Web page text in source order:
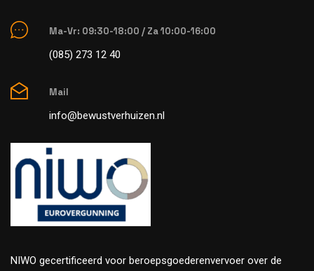
Ma-Vr: 09:30-18:00 / Za 10:00-16:00
(085) 273 12 40
Mail
info@bewustverhuizen.nl
NIWO gecertificeerd voor beroepsgoederenvervoer over de